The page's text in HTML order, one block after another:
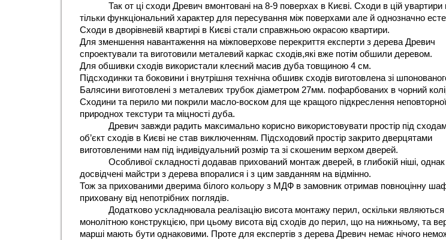
Так от ці сходи Древич вмонтовані на 8-9 поверхах в Києві. Сходи в цій увартири
тільки функціональний характер для пересування між поверхами але й однозначно
Сходи в дворівневій квартирі в Києві стали справжньою окрасою квартири.
Для зменшення навантаження на міжповерхове перекриття експерти з дерева Древич
спроектували та виготовили металевий каркас сходів,які вже потім обшили деревом.
Для обшивки сходів використали клеєний масив дуба товщиною 4 см.
Підсходинки та боковини і внутрішня технічна обшивк сходів виготовлена зі
Балясини виготовлені з металевих трубок діаметром 27мм. пофарбованих в чорний
Сходини та перило ми покрили масло-воском для ще кращого підкреслення неповторної
природнох текстури та міцності дуба.
Древич завжди радить максимально корисно використовувати простір під
об’єкт сходів в Києві не став виключенням. Підсходовий простір закрито дверцятами
виготовленими нам під індивідуальний розмір та зі скошеним верхом дверей.
Особливої складності додавав прихований монтаж дверей, в глибокій ніші,
досвідчені майстри з дерева впоралися і з цим завданням на відмінно.
Тож за прихованими дверима білого кольору з МДФ в замовник отримав повноцінну
приховану від непотрібних поглядів.
Додатково ускладнювала реалізацію висота монтажу перил, оскільки являються
монолітною конструкцією, при цьому висота від сходів до перил, що на нижньому, та
марші мають бути однаковими. Проте для експертів з дерева Древич немає нічого